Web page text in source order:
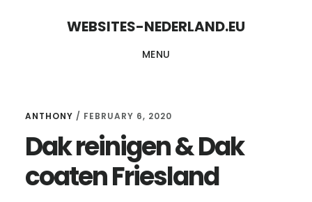
WEBSITES-NEDERLAND.EU
MENU
ANTHONY / FEBRUARY 6, 2020
Dak reinigen & Dak
coaten Friesland